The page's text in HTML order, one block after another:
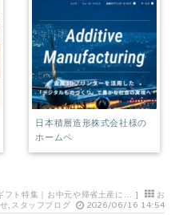
日本積層造形株式会社様の
ホームペ
フト特集｜お中元や帰省土産に... ]
お
, スタッフブログ 2026/06/16 14:54